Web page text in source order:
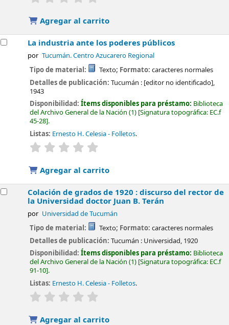
Agregar al carrito
La industria ante los poderes públicos
por Tucumán. Centro Azucarero Regional
Tipo de material: Texto; Formato: caracteres normales
Detalles de publicación:Tucumán : [editor no identificado],
1943
Disponibilidad:Ítems disponibles para préstamo: Biblioteca
del Archivo General de la Nación (1) Signatura topográfica: EC.f
45-28 .
Listas: Ernesto H. Celesia - Folletos.
valoración
Agregar al carrito
Colación de grados de 1920 : discurso del rector de
la Universidad doctor Juan B. Terán
por Universidad de Tucumán
Tipo de material: Texto; Formato: caracteres normales
Detalles de publicación:Tucumán : Universidad, 1920
Disponibilidad:Ítems disponibles para préstamo: Biblioteca
del Archivo General de la Nación (1) Signatura topográfica: EC.f
91-10 .
Listas: Ernesto H. Celesia - Folletos.
valoración
Agregar al carrito